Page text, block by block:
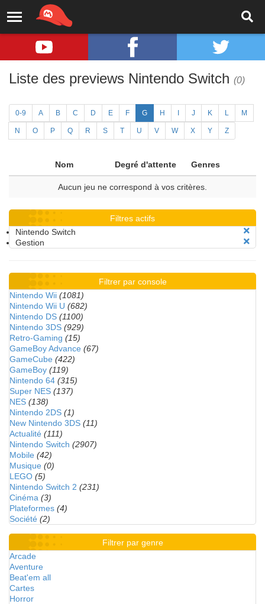
Liste des previews Nintendo Switch (0)
0-9 A B C D E F G H J K L M
N O P Q R S T U V W X Y Z
Nom Degré d'attente Genres
Aucun jeu ne correspond à vos critères.
Filtres actifs
Nintendo Switch
Gestion
Filtrer par console
Nintendo Wii (1081)
Nintendo Wii U (682)
Nintendo DS (1100)
Nintendo 3DS (929)
Retro-Gaming (15)
GameBoy Advance (67)
GameCube (422)
GameBoy (119)
Nintendo 64 (315)
Super NES (137)
NES (138)
Nintendo 2DS (1)
New Nintendo 3DS (11)
Actualité (111)
Nintendo Switch (2907)
Mobile (42)
Musique (0)
LEGO (5)
Nintendo Switch 2 (231)
Cinéma (3)
Plateformes (4)
Société (2)
Filtrer par genre
Arcade
Aventure
Beat'em all
Cartes
Horror